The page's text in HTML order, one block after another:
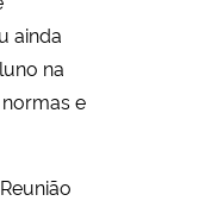
ainda
na
e
Reunião